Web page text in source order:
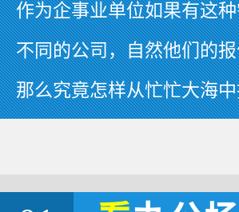
作为企事业单位如果有这
不同的公司，自然他们的
那么究竟怎样从忙忙大海